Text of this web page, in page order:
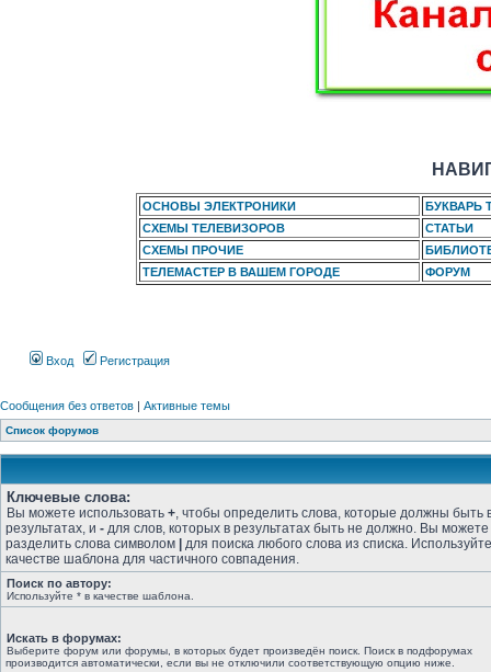
ОСНОВЫ ЭЛЕКТРОНИКИ
БУКВАРЬ
СХЕМЫ ТЕЛЕВИЗОРОВ
СТАТЬИ
СХЕМЫ ПРОЧИЕ
ТЕЛЕМАСТЕР В ВАШЕМ ГОРОДЕ
ФОРУМ
Вход Регистрация
Сообщения без ответов | Активные темы
Список форумов
Ключевые слова:
Вы можете использовать +, чтобы определить слова, которые должны быть
результатах, и - для слов, которых в результатах быть не должно. Вы можете
разделить слова символом
для поиска любого слова из списка.
качестве шаблона для частичного совпадения.
Поиск по автору:
Используйте * в качестве шаблона.
Искать в форумах:
Выберите форум или форумы, в которых будет произведён поиск. Поиск в подфорумах
производится автоматически, если вы не отключили соответствующую опцию ниже.